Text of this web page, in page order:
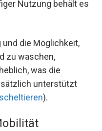
Nutzung behält es
die Möglichkeit,
zu waschen,
was die
unterstützt
).